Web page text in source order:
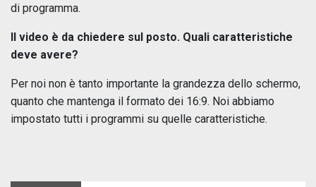
di programma.
Il video è da chiedere sul posto. Quali caratteristiche
deve avere?
Per noi non è tanto importante la grandezza dello schermo,
quanto che mantenga il formato dei 16:9. Noi abbiamo
impostato tutti i programmi su quelle caratteristiche.